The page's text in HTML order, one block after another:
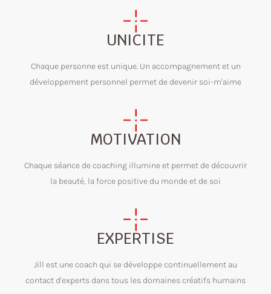
UNICITE
Chaque personne est unique. Un accompagnement et un
développement personnel permet de devenir soi-m'aime
MOTIVATION
Chaque séance de coaching illumine et permet de découvrir
la beauté, la force positive du monde et de soi
EXPERTISE
Jill est une coach qui se développe continuellement au
contact d'experts dans tous les domaines créatifs humains